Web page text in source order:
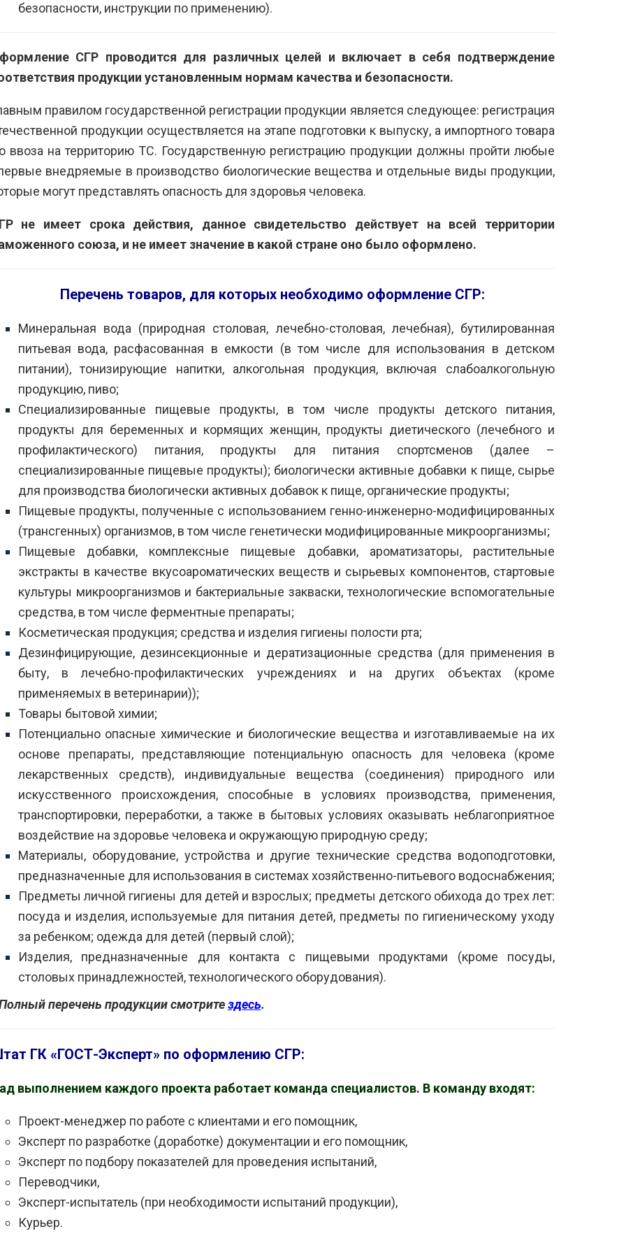
безопасности, инструкции по применению).
СГР проводится для различных целей и включает в себя подтверждение
продукции установленным нормам качества и безопасности.
правилом государственной регистрации продукции является следующее: регистрация
продукции осуществляется на этапе подготовки к выпуску, а импортного товара
ввоза на территорию ТС. Государственную регистрацию продукции должны пройти любые
внедряемые в производство биологические вещества и отдельные виды продукции,
могут представлять опасность для здоровья человека.
не имеет срока действия, данное свидетельство действует на всей территории
союза, и не имеет значение в какой стране оно было оформлено.
Перечень товаров, для которых необходимо оформление СГР:
Минеральная вода (природная столовая, лечебно-столовая, лечебная), бутилированная
питьевая вода, расфасованная в емкости (в том числе для использования в детском
питании), тонизирующие напитки, алкогольная продукция, включая слабоалкогольную
продукцию, пиво;
Специализированные пищевые продукты, в том числе продукты детского питания,
продукты для беременных и кормящих женщин, продукты диетического (лечебного и
профилактического) питания, продукты для питания спортсменов (далее –
специализированные пищевые продукты); биологически активные добавки к пище, сырье
для производства биологически активных добавок к пище, органические продукты;
Пищевые продукты, полученные с использованием генно-инженерно-модифицированных
(трансгенных) организмов, в том числе генетически модифицированные микроорганизмы;
Пищевые добавки, комплексные пищевые добавки, ароматизаторы, растительные
экстракты в качестве вкусоароматических веществ и сырьевых компонентов, стартовые
культуры микроорганизмов и бактериальные закваски, технологические вспомогательные
средства, в том числе ферментные препараты;
Косметическая продукция; средства и изделия гигиены полости рта;
Дезинфицирующие, дезинсекционные и дератизационные средства (для применения в
быту, в лечебно-профилактических учреждениях и на других объектах (кроме
применяемых в ветеринарии));
Товары бытовой химии;
Потенциально опасные химические и биологические вещества и изготавливаемые на их
основе препараты, представляющие потенциальную опасность для человека (кроме
лекарственных средств), индивидуальные вещества (соединения) природного или
искусственного происхождения, способные в условиях производства, применения,
транспортировки, переработки, а также в бытовых условиях оказывать неблагоприятное
воздействие на здоровье человека и окружающую природную среду;
Материалы, оборудование, устройства и другие технические средства водоподготовки,
предназначенные для использования в системах хозяйственно-питьевого водоснабжения;
Предметы личной гигиены для детей и взрослых; предметы детского обихода до трех лет:
посуда и изделия, используемые для питания детей, предметы по гигиеническому уходу
за ребенком; одежда для детей (первый слой);
Изделия, предназначенные для контакта с пищевыми продуктами (кроме посуды,
столовых принадлежностей, технологического оборудования).
перечень продукции смотритездесь.
ГК «ГОСТ-Эксперт» по оформлению СГР:
выполнением каждого проекта работает команда специалистов. В команду входят:
Проект-менеджер по работе с клиентами и его помощник,
Эксперт по разработке (доработке) документации и его помощник,
Эксперт по подбору показателей для проведения испытаний,
Переводчики,
Эксперт-испытатель (при необходимости испытаний продукции),
Курьер.